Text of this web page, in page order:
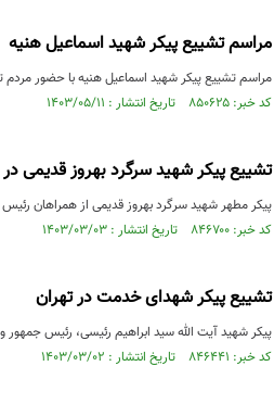
مراسم تشییع پیکر شهید اسماعیل هنیه
مراسم تشییع پیکر شهید اسماعیل هنیه با حضور مردم
کد خبر: ۸۵۰۶۲۵ تاریخ انتشار : ۱۴۰۳/۰۵/۱۱
تشییع پیکر شهید سرگرد بهروز قدیمی در
پیکر مطهر شهید سرگرد بهروز قدیمی از همراهان
کد خبر: ۸۴۶۷۰۰ تاریخ انتشار : ۱۴۰۳/۰۳/۰۳
تشییع پیکر شهدای خدمت در تهران
پیکر شهید آیت الله سید ابراهیم رئیسی، رئیس
کد خبر: ۸۴۶۴۴۱ تاریخ انتشار : ۱۴۰۳/۰۳/۰۲